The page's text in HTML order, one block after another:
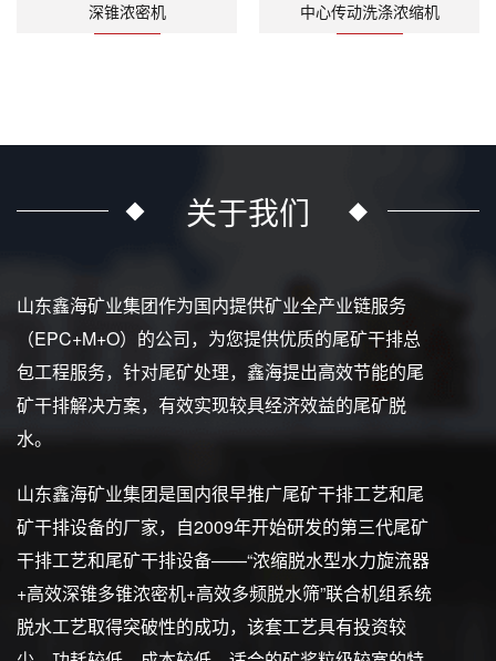
深锥浓密机 中心传动洗涤浓缩机
关于我们
山东鑫海矿业集团作为国内提供矿业全产业链服务
（EPC+M+O）的公司，为您提供优质的尾矿干排总
包工程服务，针对尾矿处理，鑫海提出高效节能的尾
矿干排解决方案，有效实现较具经济效益的尾矿脱
水。
山东鑫海矿业集团是国内很早推广尾矿干排工艺和尾
矿干排设备的厂家，自2009年开始研发的第三代尾矿
干排工艺和尾矿干排设备——“浓缩脱水型水力旋流器
+高效深锥多锥浓密机+高效多频脱水筛”联合机组系统
脱水工艺取得突破性的成功，该套工艺具有投资较